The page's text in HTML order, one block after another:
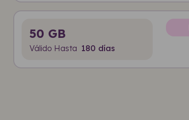
50 GB
Válido Hasta 180 días